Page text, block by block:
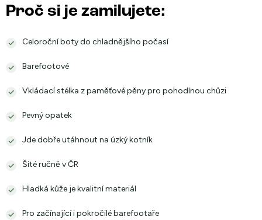
Proč si je zamilujete:
Celoroční boty do chladnějšího počasí
Barefootové
Vkládací stélka z paměťové pěny pro pohodlnou chůzi
Pevný opatek
Jde dobře utáhnout na úzký kotník
Šité ručně v ČR
Hladká kůže je kvalitní materiál
Pro začínající i pokročilé barefootaře